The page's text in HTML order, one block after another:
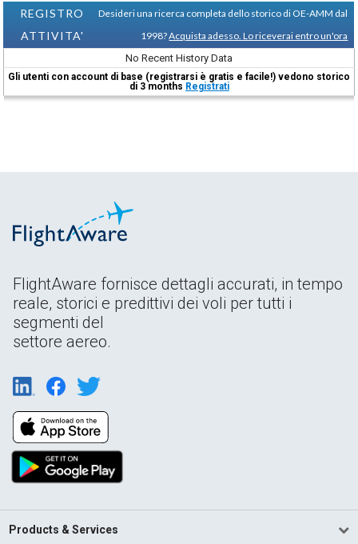
REGISTRO
ATTIVITA'
Desideri una ricerca completa dello storico di OE-AMM dal
1998?Acquista adesso. Lo riceverai entro un'ora
No Recent History Data
Gli utenti con account di base (registrarsi è gratis e facile!) vedono storico
di 3 months Registrati
FlightAware fornisce dettagli accurati, in tempo
reale, storici e predittivi dei voli per tutti i
segmenti del
settore aereo.
Products & Services